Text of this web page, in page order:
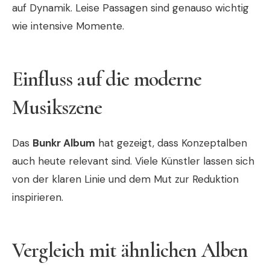
auf Dynamik. Leise Passagen sind genauso wichtig
wie intensive Momente.
Einfluss auf die moderne
Musikszene
Das Bunkr Album hat gezeigt, dass Konzeptalben
auch heute relevant sind. Viele Künstler lassen sich
von der klaren Linie und dem Mut zur Reduktion
inspirieren.
Vergleich mit ähnlichen Alben